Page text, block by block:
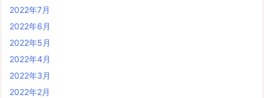
2022年7月
2022年6月
2022年5月
2022年4月
2022年3月
2022年2月